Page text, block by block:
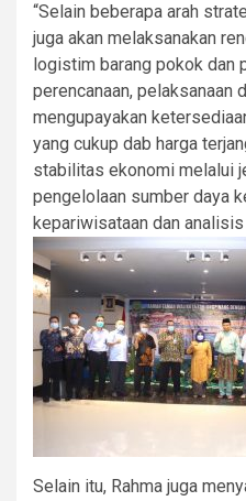
“Selain beberapa arah
juga akan melaksanakan
logistim barang pokok dan
perencanaan, pelaksanaan
mengupayakan
yang cukup dab harga
stabilitas ekonomi melalui
pengelolaan sumber daya
kepariwisataan dan analisis
Selain itu, Rahma juga